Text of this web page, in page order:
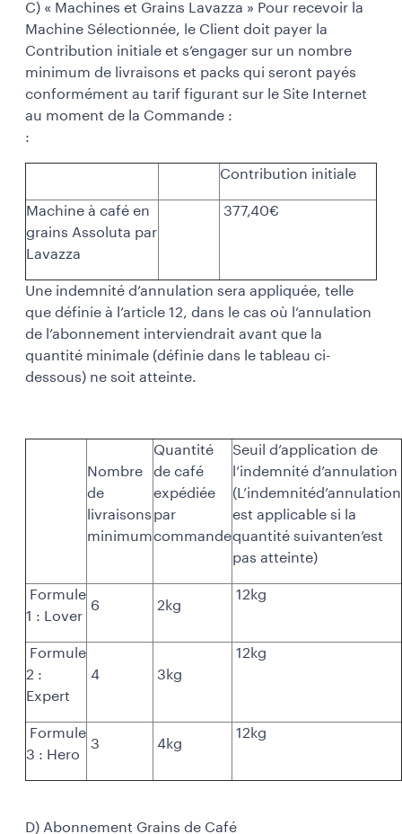
C) « Machines et Grains Lavazza » Pour recevoir la
Machine Sélectionnée, le Client doit payer la
Contribution initiale et s’engager sur un nombre
minimum de livraisons et packs qui seront payés
conformément au tarif figurant sur le Site Internet
au moment de la Commande :
:
Contribution initiale
Machine à café en
grains Assoluta par
Lavazza
377,40€
Une indemnité d’annulation sera appliquée, telle
que définie à l’article 12, dans le cas où l’annulation
de l’abonnement interviendrait avant que la
quantité minimale (définie dans le tableau ci-
dessous) ne soit atteinte.
Nombre
de
livraisons
minimum
Quantité
de café
expédiée
par
commande
Seuil d’application de
l’indemnité d’annulation
(L’indemnitéd’annulation
est applicable si la
quantité suivanten’est
pas atteinte)
Formule
1 : Lover
6 2kg
12kg
Formule
2 :
Expert
4 3kg
12kg
Formule
3 : Hero
3 4kg
12kg
D) Abonnement Grains de Café